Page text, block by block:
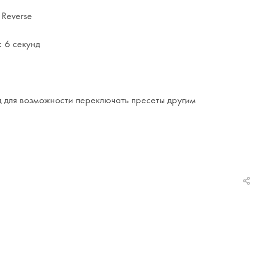
секунд
возможности переключать пресеты другим